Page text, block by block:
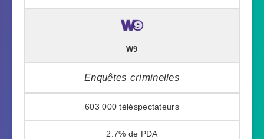
W9
Enquêtes criminelles
603 000
2.7%